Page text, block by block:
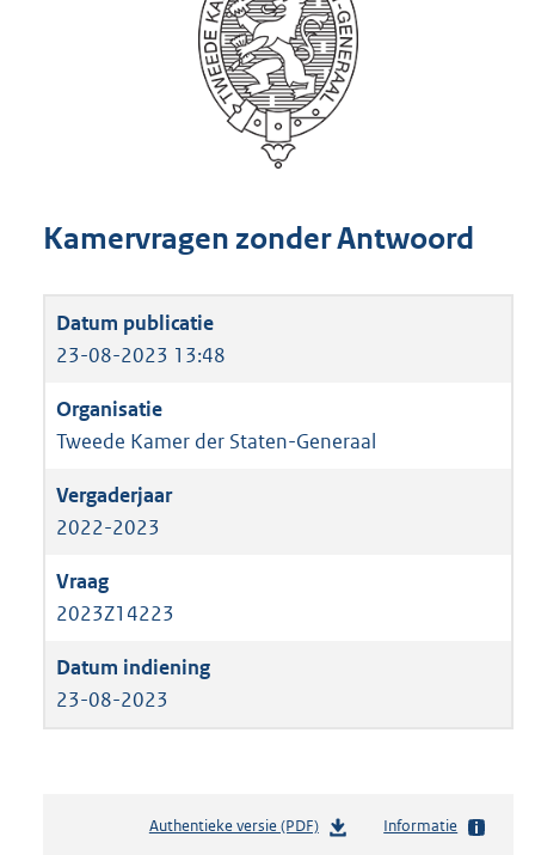
Kamervragen zonder Antwoord
23-08-2023 13:48
Tweede Kamer der Staten-Generaal
2022-2023
2023Z14223
23-08-2023
Authentieke versie (PDF)b
Informatie